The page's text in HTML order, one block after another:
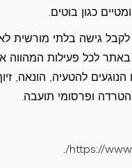
כגון בוטים.
לקבל גישה בלתי מורשית
לכל פעילות המהווה
להטעיה, הונאה,
הטרדה ופרסומי תועבה.